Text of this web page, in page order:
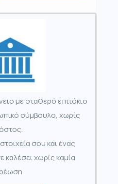
με σταθερό επιτόκιο
σύμβουλο, χωρίς
σου και ένας
χωρίς καμία